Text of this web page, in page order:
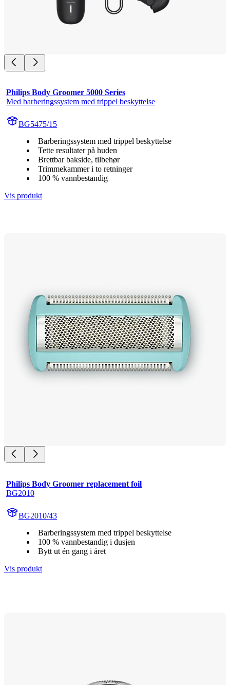
Philips Body Groomer 5000 Series
Med barberingssystem med trippel beskyttelse
BG5475/15
Barberingssystem med trippel beskyttelse
Tette resultater på huden
Brettbar bakside, tilbehør
Trimmekammer i to retninger
100 % vannbestandig
Vis produkt
Philips Body Groomer replacement foil
BG2010
BG2010/43
Barberingssystem med trippel beskyttelse
100 % vannbestandig i dusjen
Bytt ut én gang i året
Vis produkt